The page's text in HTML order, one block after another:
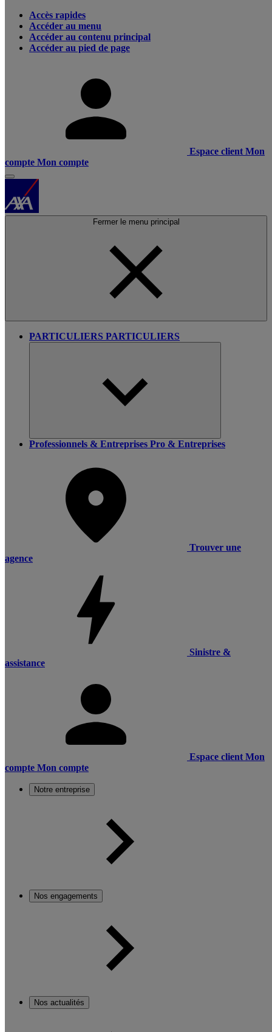
Accès rapides
Accéder au menu
Accéder au contenu principal
Accéder au pied de page
Espace client Mon
compte Mon compte
Fermer le menu principal
PARTICULIERS PARTICULIERS
Professionnels & Entreprises Pro & Entreprises
Trouver une
agence
Sinistre &
assistance
Espace client Mon
compte Mon compte
Notre entreprise
Nos engagements
Nos actualités